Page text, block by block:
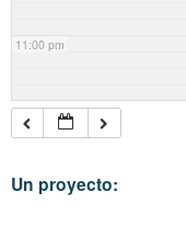
11:00 pm
Un proyecto: